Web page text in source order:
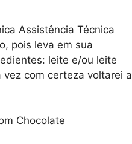
Assistência Técnica
pois leva em sua
leite e/ou leite
vez com certeza voltarei a